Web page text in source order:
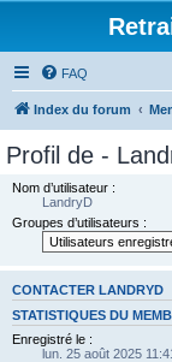
FAQ
Index du forum
Profil de -
Nom d’utilisateur :
LandryD
Groupes d’utilisateurs :
CONTACTER LANDRYD
STATISTIQUES DU
Enregistré le :
lun. 25 août 2025